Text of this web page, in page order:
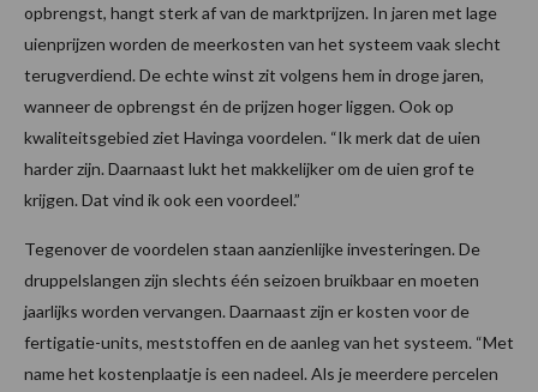
opbrengst, hangt sterk af van de marktprijzen. In jaren met lage
uienprijzen worden de meerkosten van het systeem vaak slecht
terugverdiend. De echte winst zit volgens hem in droge jaren,
wanneer de opbrengst én de prijzen hoger liggen. Ook op
kwaliteitsgebied ziet Havinga voordelen. “Ik merk dat de uien
harder zijn. Daarnaast lukt het makkelijker om de uien grof te
krijgen. Dat vind ik ook een voordeel.”
Tegenover de voordelen staan aanzienlijke investeringen. De
druppelslangen zijn slechts één seizoen bruikbaar en moeten
jaarlijks worden vervangen. Daarnaast zijn er kosten voor de
fertigatie-units, meststoffen en de aanleg van het systeem. “Met
name het kostenplaatje is een nadeel. Als je meerdere percelen